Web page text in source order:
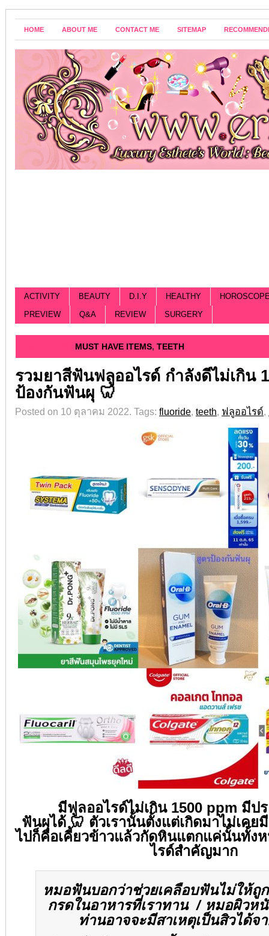
HOME ABOUT ME CONTACT ME SITEMAP
ACTIVITY BEAUTY D.I.Y HEALTHY
PREVIEW
Q&A REVIEW SURGERY
MUST HAVE ITEMS, TEETH
รวมยาสีฟันฟลูออไรด์ กำลังดีไม่เกิน
ป้องกันฟันผุ 🦷
Posted on 10 ตุลาคม 2022. Tags: fluoride, teeth, ฟลูออไรด์,
มีฟูลออไรด์ไม่เกิน1500 ppm มีป
ฟันผุได้🦷 ตัวเรานั้นตั้งแต่เกิดมาไม่เค
ไปก็คือเคี้ยวข้าวแล้วกัดหินแตกแค่นั้นทั้ง
ไรด์สำคัญมาก
หมอฟันบอกว่าช่วยเคลือบฟันไม่ให้ถู
กรดในอาหารที่เราทาน / หมอผิวหนั
ท่านอาจจะมีสาเหตุเป็นสิวได้จ